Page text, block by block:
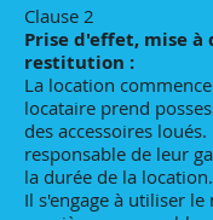
Clause 2
Prise d'effet, mise
restitution :
La location
locataire prend
des accessoires
responsable de leur
la durée de la location.
Il s'engage à utiliser